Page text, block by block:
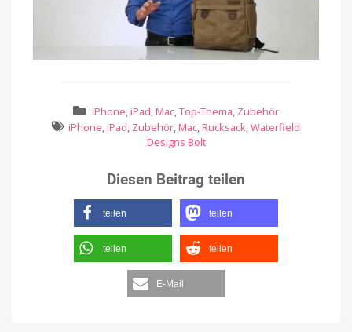
iPhone, iPad, Mac,Top-Thema, Zubehör
iPhone, iPad, Zubehör, Mac, Rucksack,Waterfield
Designs Bolt
Diesen Beitrag teilen
teilen teilen
teilen teilen
E-Mail